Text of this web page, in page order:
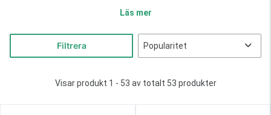
Läs mer
Filtrera
Visar produkt 1 - 53 av totalt 53 produkter